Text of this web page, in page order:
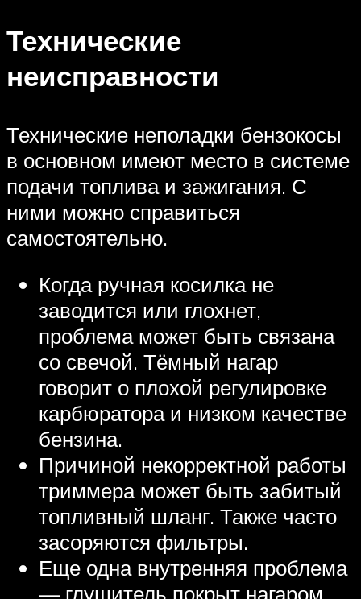
Технические
неисправности
Технические неполадки бензокосы
в основном имеют место в системе
подачи топлива и зажигания. С
ними можно справиться
самостоятельно.
Когда ручная косилка не
заводится или глохнет,
проблема может быть связана
со свечой. Тёмный нагар
говорит о плохой регулировке
карбюратора и низком качестве
бензина.
Причиной некорректной работы
триммера может быть забитый
топливный шланг. Также часто
засоряются фильтры.
Еще одна внутренняя проблема
— глушитель покрыт нагаром.